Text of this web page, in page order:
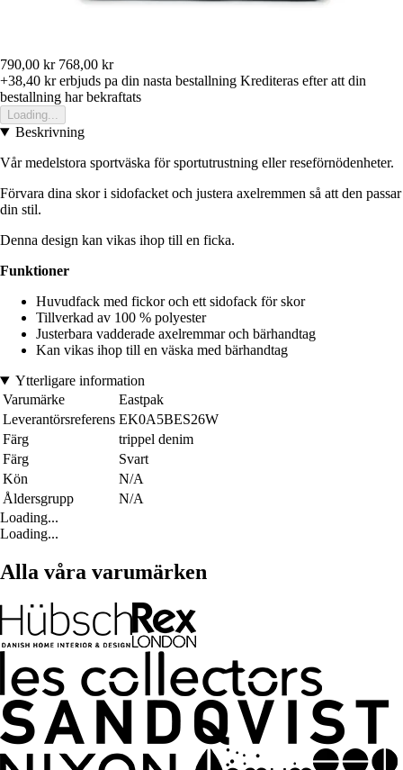
790,00 kr 768,00 kr
+38,40 krerbjuds pa din nasta bestallning Krediteras efter att din
bestallning har bekraftats
Loading...
Beskrivning
Vår medelstora sportväska för sportutrustning eller reseförnödenheter.
Förvara dina skor i sidofacket och justera axelremmen så att den passar
din stil.
Denna design kan vikas ihop till en ficka.
Funktioner
Huvudfack med fickor och ett sidofack för skor
Tillverkad av 100 % polyester
Justerbara vadderade axelremmar och bärhandtag
Kan vikas ihop till en väska med bärhandtag
Ytterligare information
Varumärke
Eastpak
Leverantörsreferens EK0A5BES26W
Färg
trippel denim
Färg
Svart
Kön
N/A
Åldersgrupp
N/A
Loading...
Loading...
Alla våra varumärken